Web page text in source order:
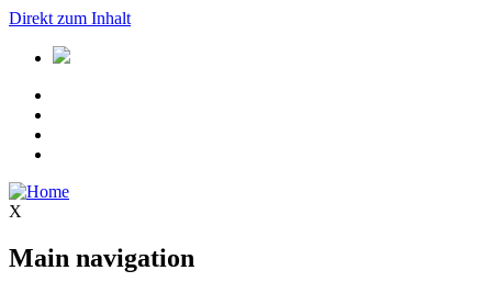
Direkt zum Inhalt
X
Main navigation